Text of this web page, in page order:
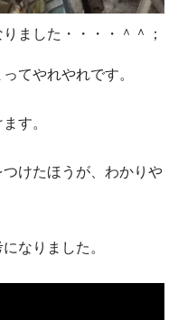
ました・・・・＾＾；
てやれやれです。
す。
けたほうが、わかりや
なりました。